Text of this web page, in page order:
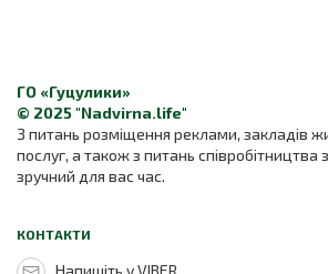
ГО «Гуцулики»
© 2025 "Nadvirna.life"
З питань розміщення реклами, закладів
послуг, а також з питань співробітництва
зручний для вас час.
КОНТАКТИ